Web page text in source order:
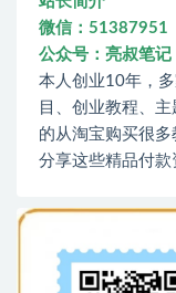
微信：51387951
公众号：亮叔笔记
本人创业10年，
目、创业教程、
的从淘宝购买很
分享这些精品付款